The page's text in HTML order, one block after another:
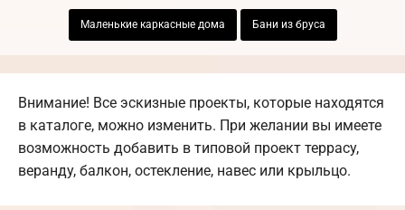
Маленькие каркасные дома Бани из бруса
Внимание! Все эскизные проекты, которые находятся
в каталоге, можно изменить. При желании вы имеете
возможность добавить в типовой проект террасу,
веранду, балкон, остекление, навес или крыльцо.